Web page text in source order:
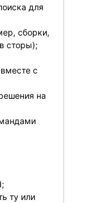
для
сборки,
сторы);
с
на
ту или